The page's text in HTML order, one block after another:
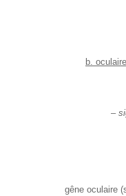
b.
–
gêne oculaire